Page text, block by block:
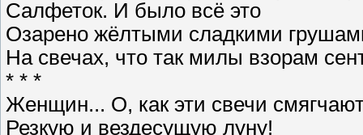
Салфеток. И было всё это
Озарено жёлтыми сладкими
На свечах, что так милы взорам
* * *
Женщин... О, как эти свечи
Резкую и вездесущую луну!